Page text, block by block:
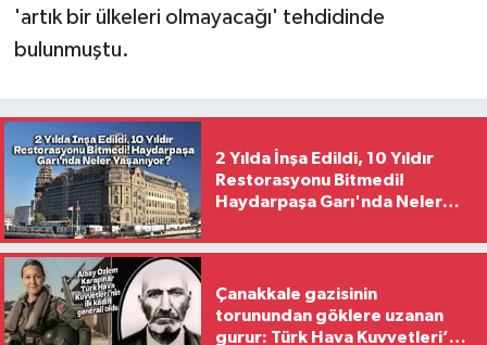
'artık bir ülkeleri olmayacağı' tehdidinde
bulunmuştu.
2 Yılda İnşa Edildi, 10 Yıldır
Restorasyonu Bitmedi!
Haydarpaşa Garı'nda Neler
Çanakkale gazisinin
torunundan göklere uzanan
gurur: Türk Hava Kuvvetleri’nin